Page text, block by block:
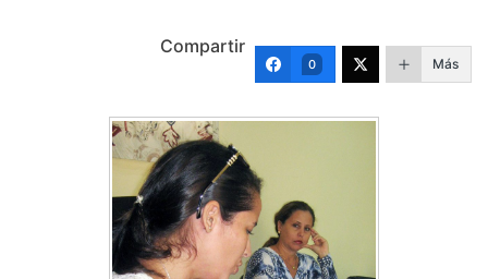
Compartir
0 Más